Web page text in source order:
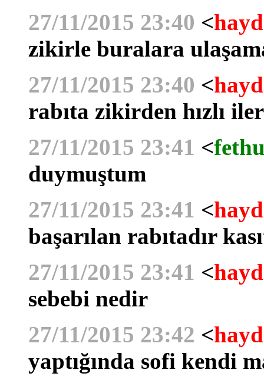
27/11/2015 23:40 <
zikirle buralara
27/11/2015 23:40 <
rabıta zikirden hızlı
27/11/2015 23:41 <
duymuştum
27/11/2015 23:41 <
başarılan rabıtadır
27/11/2015 23:41 <
sebebi nedir
27/11/2015 23:42 <
yaptığında sofi kendi